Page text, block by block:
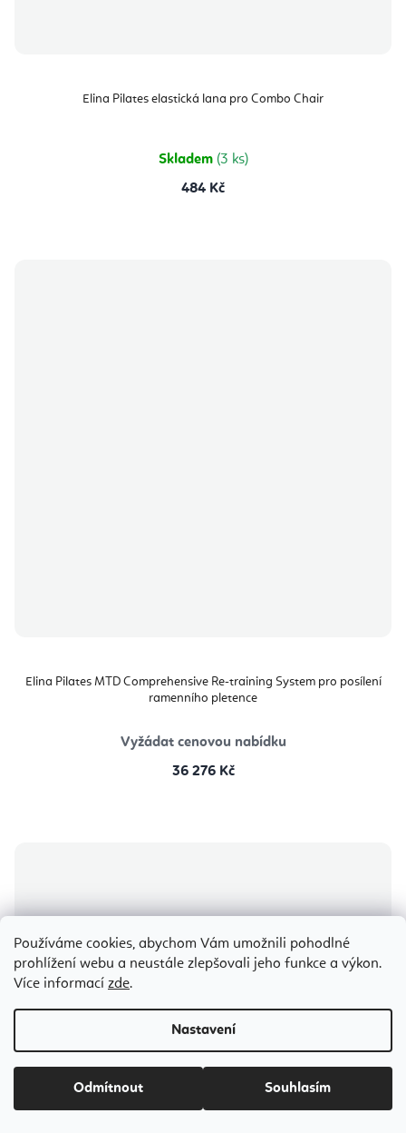
Používáme cookies, abychom Vám umožnili pohodlné
prohlížení webu a neustále zlepšovali jeho funkce a výkon.
Více informací zde.
Nastavení
Odmítnout Souhlasím
Elina Pilates elastická lana pro Combo Chair
Skladem (3 ks)
484 Kč
Elina Pilates MTD Comprehensive Re-training System pro posílení
ramenního pletence
Vyžádat cenovou nabídku
36 276 Kč